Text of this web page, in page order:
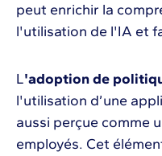
peut enrichir la
l'utilisation de l'IA et
L'adoption de
l'utilisation d’une
aussi perçue comme
employés. Cet